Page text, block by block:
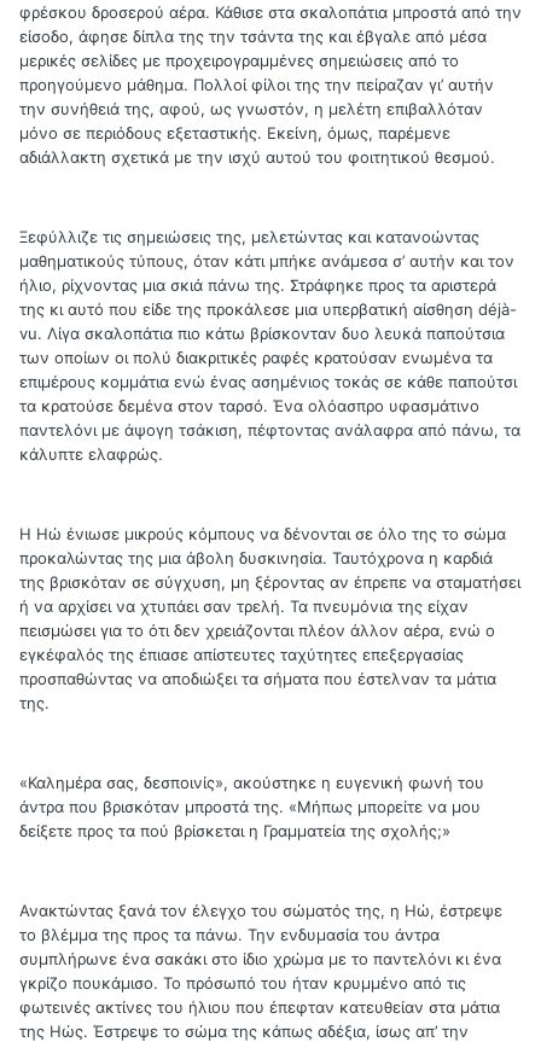
φρέσκου δροσερού αέρα. Κάθισε στα σκαλοπάτια μπροστά από την
είσοδο, άφησε δίπλα της την τσάντα της και έβγαλε από μέσα
μερικές σελίδες με προχειρογραμμένες σημειώσεις από το
προηγούμενο μάθημα. Πολλοί φίλοι της την πείραζαν γι’ αυτήν
την συνήθειά της, αφού, ως γνωστόν, η μελέτη επιβαλλόταν
μόνο σε περιόδους εξεταστικής. Εκείνη, όμως, παρέμενε
αδιάλλακτη σχετικά με την ισχύ αυτού του φοιτητικού θεσμού.
Ξεφύλλιζε τις σημειώσεις της, μελετώντας και κατανοώντας
μαθηματικούς τύπους, όταν κάτι μπήκε ανάμεσα σ’ αυτήν και τον
ήλιο, ρίχνοντας μια σκιά πάνω της. Στράφηκε προς τα αριστερά
της κι αυτό που είδε της προκάλεσε μια υπερβατική αίσθηση déjà-
vu. Λίγα σκαλοπάτια πιο κάτω βρίσκονταν δυο λευκά παπούτσια
των οποίων οι πολύ διακριτικές ραφές κρατούσαν ενωμένα τα
επιμέρους κομμάτια ενώ ένας ασημένιος τοκάς σε κάθε παπούτσι
τα κρατούσε δεμένα στον ταρσό. Ένα ολόασπρο υφασμάτινο
παντελόνι με άψογη τσάκιση, πέφτοντας ανάλαφρα από πάνω, τα
κάλυπτε ελαφρώς.
Η Ηώ ένιωσε μικρούς κόμπους να δένονται σε όλο της το σώμα
προκαλώντας της μια άβολη δυσκινησία. Ταυτόχρονα η καρδιά
της βρισκόταν σε σύγχυση, μη ξέροντας αν έπρεπε να σταματήσει
ή να αρχίσει να χτυπάει σαν τρελή. Τα πνευμόνια της είχαν
πεισμώσει για το ότι δεν χρειάζονται πλέον άλλον αέρα, ενώ ο
εγκέφαλός της έπιασε απίστευτες ταχύτητες επεξεργασίας
προσπαθώντας να αποδιώξει τα σήματα που έστελναν τα μάτια
της.
«Καλημέρα σας, δεσποινίς», ακούστηκε η ευγενική φωνή του
άντρα που βρισκόταν μπροστά της. «Μήπως μπορείτε να μου
δείξετε προς τα πού βρίσκεται η Γραμματεία της σχολής;»
Ανακτώντας ξανά τον έλεγχο του σώματός της, η Ηώ, έστρεψε
το βλέμμα της προς τα πάνω. Την ενδυμασία του άντρα
συμπλήρωνε ένα σακάκι στο ίδιο χρώμα με το παντελόνι κι ένα
γκρίζο πουκάμισο. Το πρόσωπό του ήταν κρυμμένο από τις
φωτεινές ακτίνες του ήλιου που έπεφταν κατευθείαν στα μάτια
της Ηώς. Έστρεψε το σώμα της κάπως αδέξια, ίσως απ’ την